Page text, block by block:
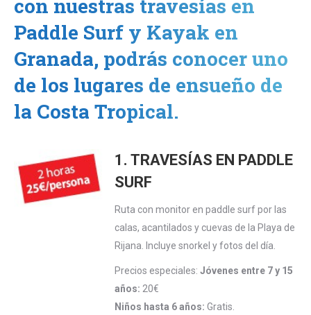
con nuestras travesías en
Paddle Surf y Kayak en
Granada, podrás conocer uno
de los lugares de ensueño de
la Costa Tropical.
1. TRAVESÍAS EN PADDLE
SURF
Ruta con monitor en paddle surf por las
calas, acantilados y cuevas de la Playa de
Rijana. Incluye snorkel y fotos del día.
Precios especiales: Jóvenes entre 7 y 15
años: 20€
Niños hasta 6 años: Gratis.